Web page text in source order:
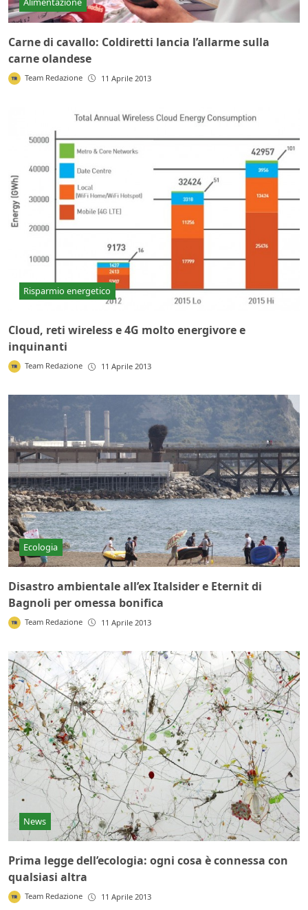
Carne di cavallo: Coldiretti lancia l’allarme sulla
carne olandese
Team Redazione 11 Aprile 2013
Risparmio energetico
Cloud, reti wireless e 4G molto energivore e
inquinanti
Team Redazione 11 Aprile 2013
Ecologia
Disastro ambientale all’ex Italsider e Eternit di
Bagnoli per omessa bonifica
Team Redazione 11 Aprile 2013
News
Prima legge dell’ecologia: ogni cosa è connessa con
qualsiasi altra
Team Redazione 11 Aprile 2013